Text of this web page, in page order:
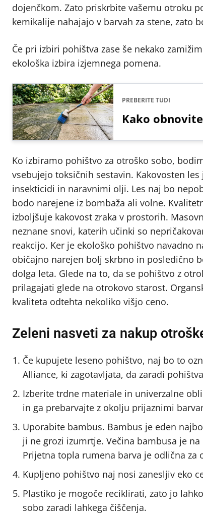
dojenčkom. Zato priskrbite vašemu otroku
kemikalije nahajajo v barvah za stene, zato
Če pri izbiri pohištva zase še nekako
ekološka izbira izjemnega pomena.
PREBERITE TUDI
Kako
Ko izbiramo pohištvo za otroško sobo,
vsebujejo toksičnih sestavin. Kakovosten
insekticidi in naravnimi olji. Les naj bo
bodo narejene iz bombaža ali volne.
izboljšuje kakovost zraka v prostorih.
neznane snovi, katerih učinki so
reakcijo. Ker je ekološko pohištvo navadno
običajno narejen bolj skrbno in posledično
dolga leta. Glede na to, da se pohištvo z
prilagajati glede na otrokovo starost.
kvaliteta odtehta nekoliko višjo ceno.
Zeleni nasveti za nakup
Če kupujete leseno pohištvo, naj bo to
Alliance, ki zagotavljata, da zaradi
Izberite trdne materiale in univerzalne
in ga prebarvajte z okolju prijaznimi
Uporabite bambus. Bambus je eden
ji ne grozi izumrtje. Večina bambusa je
Prijetna topla rumena barva je odlična za
Kupljeno pohištvo naj nosi zanesljiv eko
Plastiko je mogoče reciklirati, zato jo
sobo zaradi lahkega čiščenja.